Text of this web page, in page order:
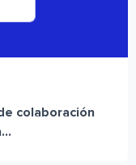
colaboración